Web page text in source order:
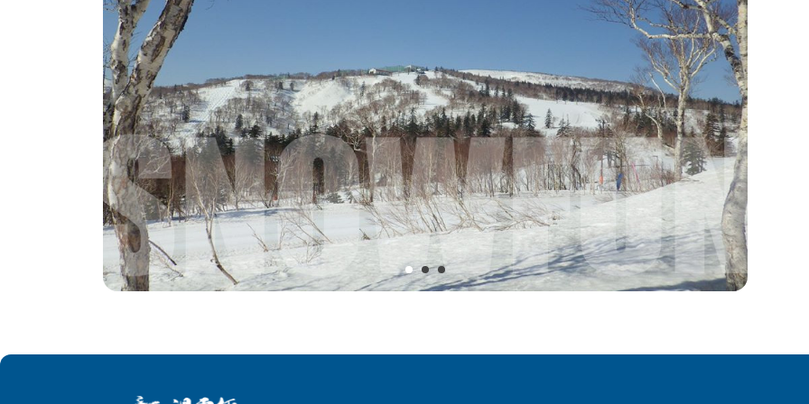
「札幌市最棒的雪！」這是大家對札幌國際滑雪場美譽，跟喜樂樂 (Kiroro) 同處北海到降雪量最大的區域，但位在東坡得天獨厚
的地利位置，讓札幌國際好天氣的機率相當高，雪量大、天氣又好，縱使規模較小，仍在雪友間有著相當不錯的口碑。
札幌國際以接近野雪的山地林間滑雪為特色，雪道最高處海拔可達1100米，按照坡度、長度和寬度分為五條雪道，其中一條高級
雪道，一條初級雪道，兩條初中級雪道，以及兩條中級雪道。其中最長的雪道為初級的林間雪道，全長可達3.6千米，即使是初級
雪道，部份難度卻超過了很多滑雪場的中級雪道，憑借雪道的長度和難度、複雜度，若結合專業滑雪教練的指導，非常有助於滑
雪水平的提高。